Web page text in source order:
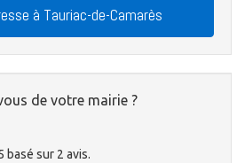
à Tauriac-de-Camarès
de votre mairie ?
basé sur 2 avis.